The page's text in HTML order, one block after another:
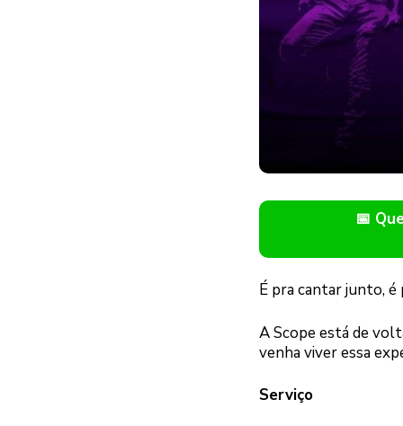
📅
É pra cantar junto, é
A Scope está de
venha viver essa
Serviço